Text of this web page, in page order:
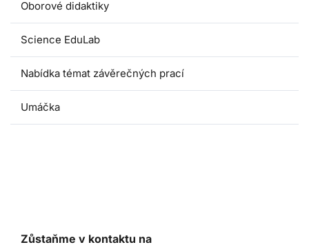
Oborové didaktiky
Science EduLab
Nabídka témat závěrečných prací
Umáčka
Zůstaňme v kontaktu na